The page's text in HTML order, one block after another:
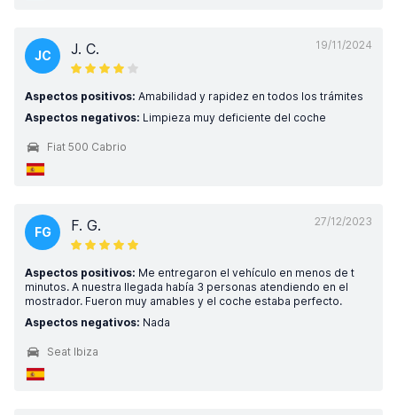
19/11/2024
JC J. C.
Aspectos positivos: Amabilidad y rapidez en todos los trámites
Aspectos negativos: Limpieza muy deficiente del coche
Fiat 500 Cabrio
27/12/2023
FG F. G.
Aspectos positivos: Me entregaron el vehículo en menos de t
minutos. A nuestra llegada había 3 personas atendiendo en el
mostrador. Fueron muy amables y el coche estaba perfecto.
Aspectos negativos: Nada
Seat Ibiza